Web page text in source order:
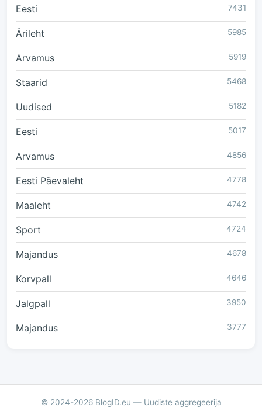
Eesti 7431
Ärileht 5985
Arvamus 5919
Staarid 5468
Uudised 5182
Eesti 5017
Arvamus 4856
Eesti Päevaleht 4778
Maaleht 4742
Sport 4724
Majandus 4678
Korvpall 4646
Jalgpall 3950
Majandus 3777
© 2024-2026 BlogID.eu — Uudiste aggregeerija